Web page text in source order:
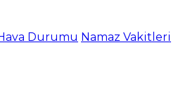
Durumu Namaz Vakitleri